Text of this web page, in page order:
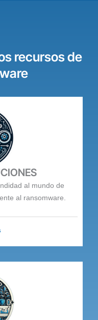
recursos de
al mundo de
al ransomware.